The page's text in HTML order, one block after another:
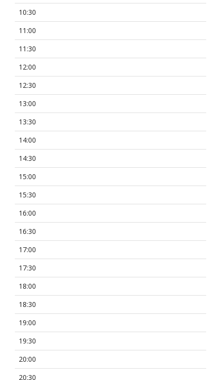
10:30
11:00
11:30
12:00
12:30
13:00
13:30
14:00
14:30
15:00
15:30
16:00
16:30
17:00
17:30
18:00
18:30
19:00
19:30
20:00
20:30